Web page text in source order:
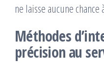
ne laisse aucune
Méthodes
précision au